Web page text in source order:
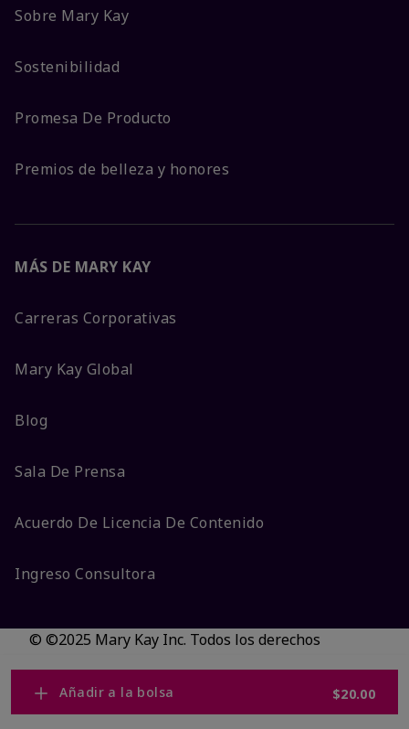
Añadir a la bolsa $20.00
Sobre Mary Kay
Sostenibilidad
Promesa De Producto
Premios de belleza y honores
MÁS DE MARY KAY
Carreras Corporativas
Mary Kay Global
Blog
Sala De Prensa
Acuerdo De Licencia De Contenido
Ingreso Consultora
© ©2025 Mary Kay Inc. Todos los derechos
Código DSA/Queja al Código
Privacidad
Transparencia en CAAccesibilidadCambiar país